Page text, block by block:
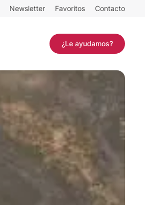
Newsletter Favoritos Contacto
¿Le ayudamos?